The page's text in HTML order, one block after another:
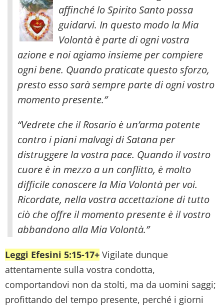
affinché lo Spirito Santo possa
guidarvi. In questo modo la Mia
Volontà è parte di ogni vostra
azione e noi agiamo insieme per compiere
ogni bene. Quando praticate questo sforzo,
presto esso sarà sempre parte di ogni vostro
momento presente.”
“Vedrete che il Rosario è un’arma potente
contro i piani malvagi di Satana per
distruggere la vostra pace. Quando il vostro
cuore è in mezzo a un conflitto, è molto
difficile conoscere la Mia Volontà per voi.
Ricordate, nella vostra accettazione di tutto
ciò che offre il momento presente è il vostro
abbandono alla Mia Volontà.”
Leggi Efesini 5:15-17+ Vigilate dunque
attentamente sulla vostra condotta,
comportandovi non da stolti, ma da uomini saggi;
profittando del tempo presente, perché i giorni